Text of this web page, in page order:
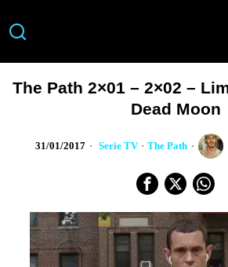
The Path 2×01 – 2×02 –
Dead Moon
31/01/2017 Serie TV · The Path